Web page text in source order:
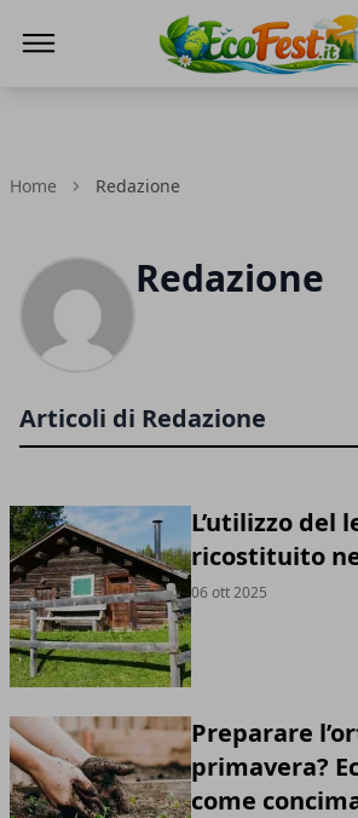
Home Redazione
Redazione
Articoli di Redazione
L’utilizzo del
ricostituito
06 ott 2025
Preparare
primavera?
come